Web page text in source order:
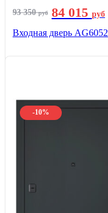
93 350руб 84 015 руб
Входная дверь AG6052
-10%